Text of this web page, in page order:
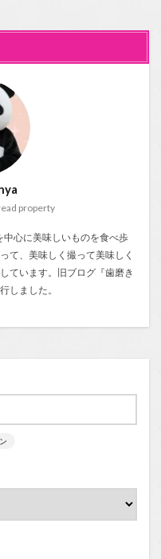
property
中心に美味しいものを食べ歩
て、美味しく撮って美味しく
ています。旧ブログ『歯磨き
しました。